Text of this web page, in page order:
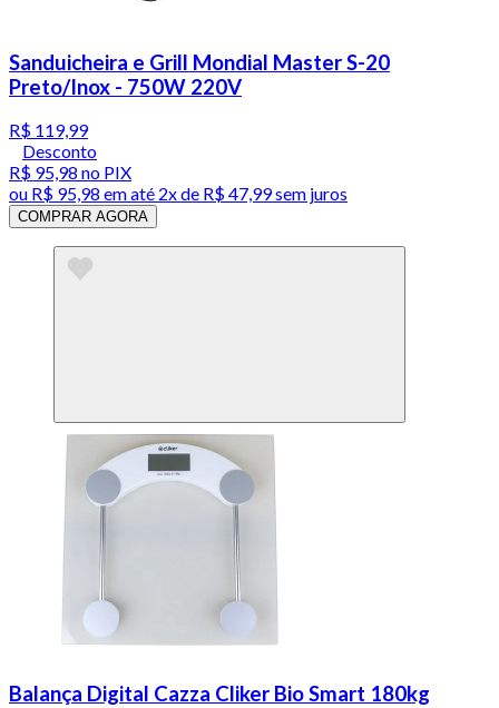
Sanduicheira e Grill Mondial Master S-20
Preto/Inox - 750W 220V
R$ 119,99
Desconto
R$ 95,98 no PIX
ou R$ 95,98 em até 2x de R$ 47,99 sem juros
COMPRAR AGORA
Balança Digital Cazza Cliker Bio Smart 180kg